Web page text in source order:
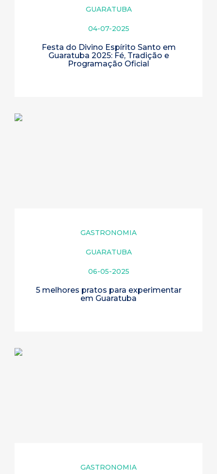
GUARATUBA
04-07-2025
Festa do Divino Espírito Santo em
Guaratuba 2025: Fé, Tradição e
Programação Oficial
GASTRONOMIA
GUARATUBA
06-05-2025
5 melhores pratos para experimentar
em Guaratuba
GASTRONOMIA